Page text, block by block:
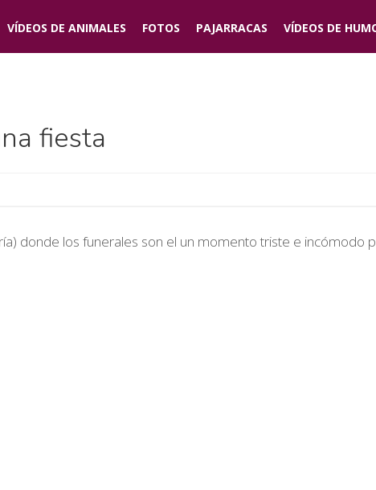
VÍDEOS DE ANIMALES FOTOS PAJARRACAS VÍDEOS DE
fiesta
donde los funerales son el un momento triste e incómodo